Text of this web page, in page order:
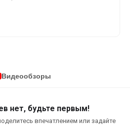
Видеообзоры
нет, будьте первым!
впечатлением или задайте